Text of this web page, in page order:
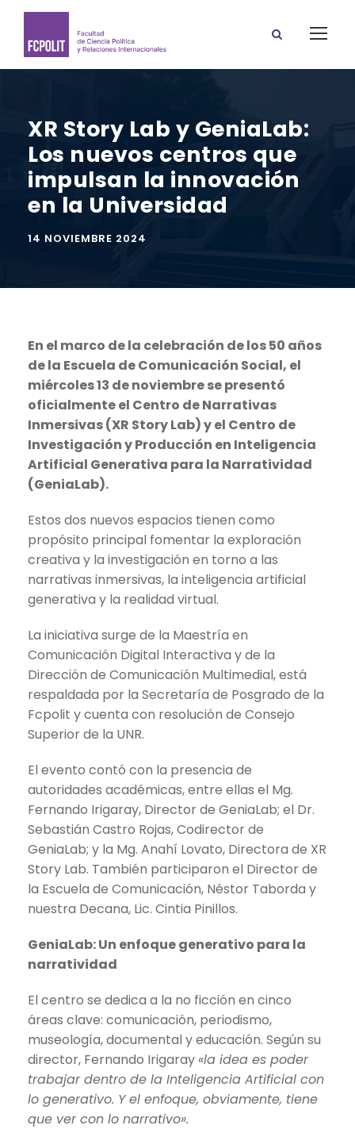
XR Story Lab y GeniaLab:
Los nuevos centros que
impulsan la innovación
en la Universidad
14 NOVIEMBRE 2024
En el marco de la celebración de los 50 años
de la Escuela de Comunicación Social, el
miércoles 13 de noviembre se presentó
oficialmente el Centro de Narrativas
Inmersivas (XR Story Lab) y el Centro de
Investigación y Producción en Inteligencia
Artificial Generativa para la Narratividad
(GeniaLab).
Estos dos nuevos espacios tienen como
propósito principal fomentar la exploración
creativa y la investigación en torno a las
narrativas inmersivas, la inteligencia artificial
generativa y la realidad virtual.
La iniciativa surge de la Maestría en
Comunicación Digital Interactiva y de la
Dirección de Comunicación Multimedial, está
respaldada por la Secretaría de Posgrado de la
Fcpolit y cuenta con resolución de Consejo
Superior de la UNR.
El evento contó con la presencia de
autoridades académicas, entre ellas el Mg.
Fernando Irigaray, Director de GeniaLab; el Dr.
Sebastián Castro Rojas, Codirector de
GeniaLab; y la Mg. Anahí Lovato, Directora de XR
Story Lab. También participaron el Director de
la Escuela de Comunicación, Néstor Taborda y
nuestra Decana, Lic. Cintia Pinillos.
GeniaLab: Un enfoque generativo para la
narratividad
El centro se dedica a la no ficción en cinco
áreas clave: comunicación, periodismo,
museología, documental y educación. Según su
director, Fernando Irigaray «la idea es poder
trabajar dentro de la Inteligencia Artificial con
lo generativo. Y el enfoque, obviamente, tiene
que ver con lo narrativo».